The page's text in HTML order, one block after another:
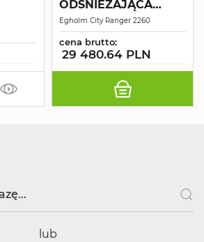
ODŚNIEŻAJĄCA
122CM
Egholm City Ranger 2260
cena brutto:
29 480.64 PLN
lub